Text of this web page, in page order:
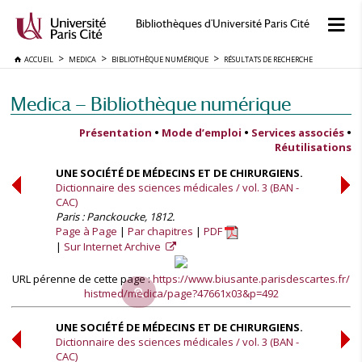
Bibliothèques d'Université Paris Cité
ACCUEIL MEDICA BIBLIOTHÈQUE NUMÉRIQUE RÉSULTATS DE RECHERCHE
Medica — Bibliothèque numérique
Présentation • Mode d’emploi • Services associés •
Réutilisations
UNE SOCIÉTÉ DE MÉDECINS ET DE CHIRURGIENS.
Dictionnaire des sciences médicales / vol. 3 (BAN -
CAC)
Paris : Panckoucke, 1812.
Page à Page
Par chapitres
PDF
Sur Internet Archive
URL pérenne de cette page :https://www.biusante.parisdescartes.fr/
histmed/medica/page?47661x03&p=492
UNE SOCIÉTÉ DE MÉDECINS ET DE CHIRURGIENS.
Dictionnaire des sciences médicales / vol. 3 (BAN -
CAC)